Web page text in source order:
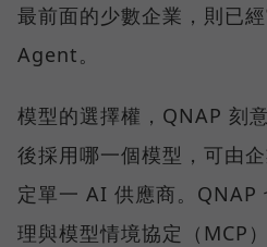
最前面的少數企業，則已
Agent。
模型的選擇權，QNAP 刻
後採用哪一個模型，可由
定單一 AI 供應商。
理與模型情境協定（MCP